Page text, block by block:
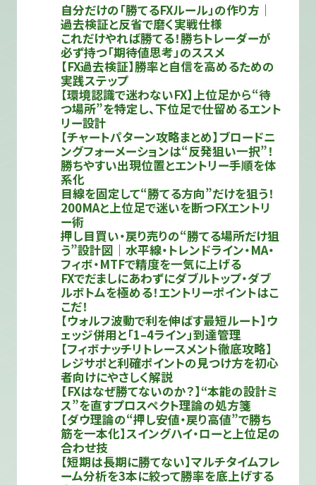
自分だけの「勝てるFXルール」の作り方｜
過去検証と反省で磨く実戦仕様
これだけやれば勝てる！勝ちトレーダーが
必ず持つ「期待値思考」のススメ
【FX過去検証】勝率と自信を高めるための
実践ステップ
【環境認識で迷わないFX】上位足から“待
つ場所”を特定し、下位足で仕留めるエント
リー設計
【チャートパターン攻略まとめ】ブロードニ
ングフォーメーションは“反発狙い一択”！
勝ちやすい出現位置とエントリー手順を体
系化
目線を固定して“勝てる方向”だけを狙う！
200MAと上位足で迷いを断つFXエントリ
ー術
押し目買い・戻り売りの“勝てる場所だけ狙
う”設計図｜水平線・トレンドライン・MA・
フィボ・MTFで精度を一気に上げる
FXでだましにあわずにダブルトップ・ダブ
ルボトムを極める！エントリーポイントはこ
こだ！
【ウォルフ波動で利を伸ばす最短ルート】ウ
ェッジ併用と「1–4ライン」到達管理
【フィボナッチリトレースメント徹底攻略】
レジサポと利確ポイントの見つけ方を初心
者向けにやさしく解説
【FXはなぜ勝てないのか？】“本能の設計ミ
ス”を直すプロスペクト理論の処方箋
【ダウ理論の“押し安値・戻り高値”で勝ち
筋を一本化】スイングハイ・ローと上位足の
合わせ技
【短期は長期に勝てない】マルチタイムフレ
ーム分析を3本に絞って勝率を底上げする